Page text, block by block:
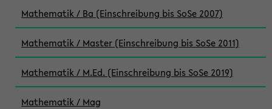
Mathematik / Ba (Einschreibung bis SoSe 2007)
Mathematik / Master (Einschreibung bis SoSe 2011)
Mathematik / M.Ed. (Einschreibung bis SoSe 2019)
Mathematik / Mag